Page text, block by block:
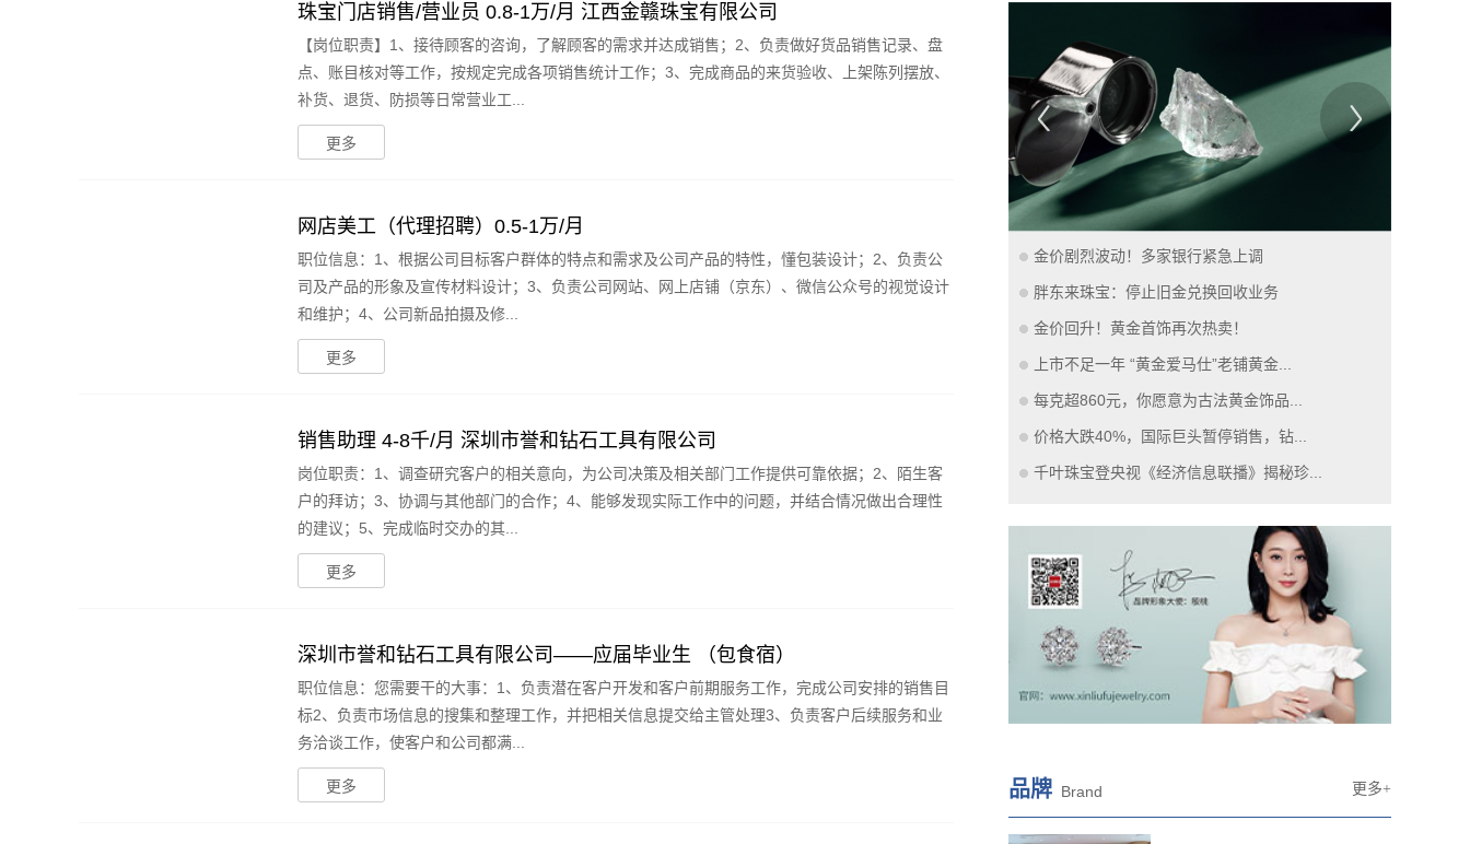
珠宝门店销售/营业员 0.8-1万/月 江西金赣珠宝有限公司
【岗位职责】1、接待顾客的咨询，了解顾客的需求并达成销售；2、负责做好货品销售记录、盘
点、账目核对等工作，按规定完成各项销售统计工作；3、完成商品的来货验收、上架陈列摆放、
补货、退货、防损等日常营业工...
更多
网店美工（代理招聘）0.5-1万/月
职位信息：1、根据公司目标客户群体的特点和需求及公司产品的特性，懂包装设计；2、负责公
司及产品的形象及宣传材料设计；3、负责公司网站、网上店铺（京东）、微信公众号的视觉设计
和维护；4、公司新品拍摄及修...
更多
销售助理 4-8千/月 深圳市誉和钻石工具有限公司
岗位职责：1、调查研究客户的相关意向，为公司决策及相关部门工作提供可靠依据；2、陌生客
户的拜访；3、协调与其他部门的合作；4、能够发现实际工作中的问题，并结合情况做出合理性
的建议；5、完成临时交办的其...
更多
深圳市誉和钻石工具有限公司——应届毕业生 （包食宿）
职位信息：您需要干的大事：1、负责潜在客户开发和客户前期服务工作，完成公司安排的销售目
标2、负责市场信息的搜集和整理工作，并把相关信息提交给主管处理3、负责客户后续服务和业
务洽谈工作，使客户和公司都满...
更多
金价剧烈波动！多家银行紧急上调
胖东来珠宝：停止旧金兑换回收业务
金价回升！黄金首饰再次热卖！
上市不足一年 “黄金爱马仕”老铺黄金...
每克超860元，你愿意为古法黄金饰品...
价格大跌40%，国际巨头暂停销售，钻...
千叶珠宝登央视《经济信息联播》揭秘珍...
品牌 Brand 更多+